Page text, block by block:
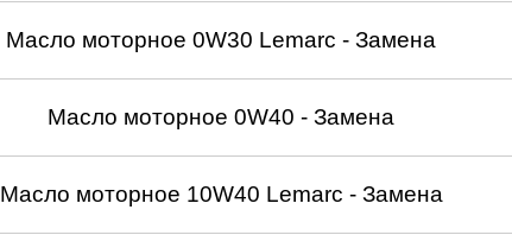
Масло моторное 0W30 Lemarc - Замена
Масло моторное 0W40 - Замена
Масло моторное 10W40 Lemarc - Замена